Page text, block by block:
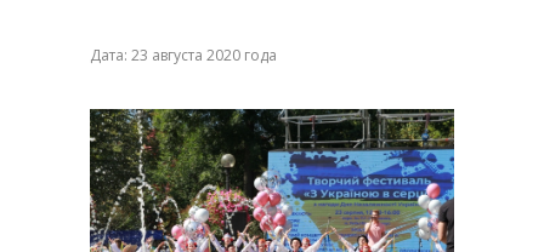
Дата: 23 августа 2020 года